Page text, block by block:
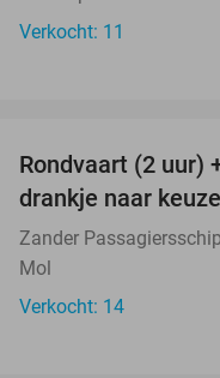
Verkocht: 11
TODAY
Rondvaart (2 uur)
drankje naar keuze
Zander Passagiersschip
Mol
Verkocht: 14